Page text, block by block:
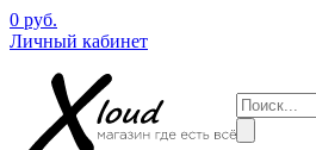
0 руб.
Личный кабинет